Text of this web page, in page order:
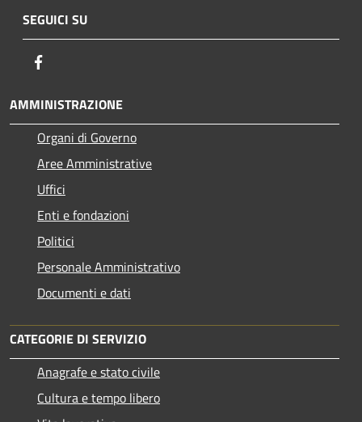
SEGUICI SU
AMMINISTRAZIONE
Organi di Governo
Aree Amministrative
Uffici
Enti e fondazioni
Politici
Personale Amministrativo
Documenti e dati
CATEGORIE DI SERVIZIO
Anagrafe e stato civile
Cultura e tempo libero